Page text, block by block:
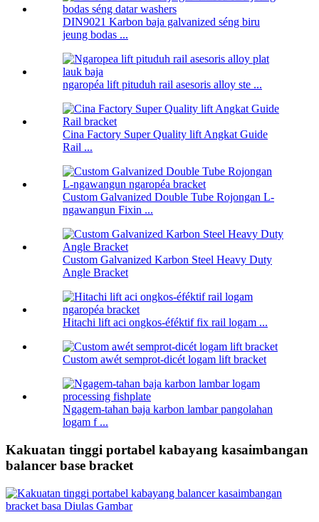
DIN9021 Karbon baja galvanized séng biru
jeung bodas ...
ngaropéa lift pituduh rail asesoris alloy ste ...
Cina Factory Super Quality lift Angkat Guide
Rail ...
Custom Galvanized Double Tube Rojongan L-
ngawangun Fixin ...
Custom Galvanized Karbon Steel Heavy Duty
Angle Bracket
Hitachi lift aci ongkos-éféktif fix rail logam ...
Custom awét semprot-dicét logam lift bracket
Ngagem-tahan baja karbon lambar pangolahan
logam f ...
Kakuatan tinggi portabel kabayang kasaimbangan
balancer base bracket